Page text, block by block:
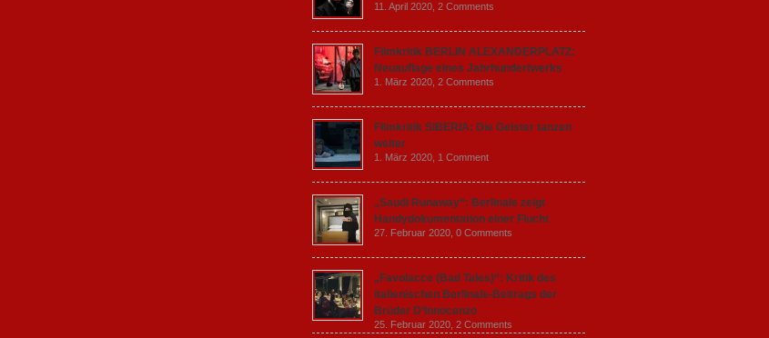
11. April 2020, 2 Comments
Filmkritik BERLIN ALEXANDERPLATZ:
Neuauflage eines Jahrhundertwerks
1. März 2020, 2 Comments
Filmkritik SIBERIA: Die Geister tanzen
weiter
1. März 2020, 1 Comment
„Saudi Runaway“: Berlinale zeigt
Handydokumentation einer Flucht
27. Februar 2020, 0 Comments
„Favolacce (Bad Tales)“: Kritik des
italienischen Berlinale-Beitrags der
Brüder D’Innocenzo
25. Februar 2020, 2 Comments